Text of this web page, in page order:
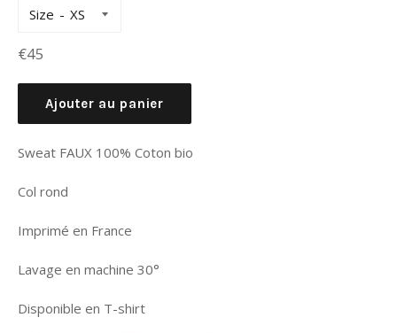
Size
Prix
€45
Ajouter au panier
Sweat FAUX 100% Coton bio
Col rond
Imprimé en France
Lavage en machine 30°
Disponible en T-shirt